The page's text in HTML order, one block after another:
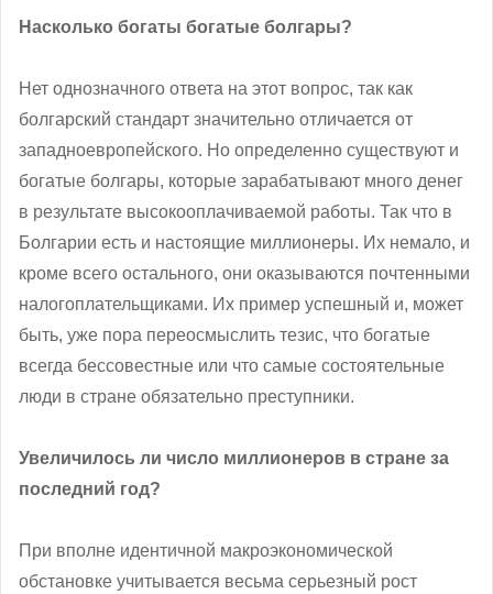
Насколько богаты богатые болгары?
Нет однозначного ответа на этот вопрос, так как
болгарский стандарт значительно отличается от
западноевропейского. Но определенно существуют и
богатые болгары, которые зарабатывают много денег
в результате высокооплачиваемой работы. Так что в
Болгарии есть и настоящие миллионеры. Их немало, и
кроме всего остального, они оказываются почтенными
налогоплательщиками. Их пример успешный и, может
быть, уже пора переосмыслить тезис, что богатые
всегда бессовестные или что самые состоятельные
люди в стране обязательно преступники.
Увеличилось ли число миллионеров в стране за
последний год?
При вполне идентичной макроэкономической
обстановке учитывается весьма серьезный рост